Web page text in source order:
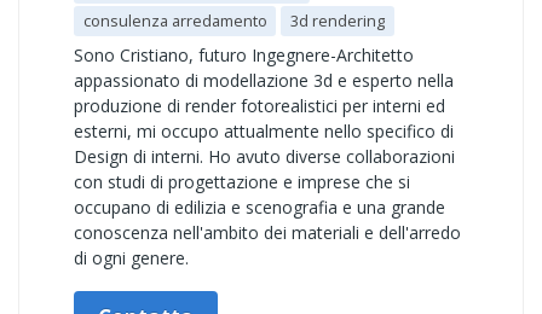
consulenza arredamento
3d rendering
Sono Cristiano, futuro Ingegnere-Architetto
appassionato di modellazione 3d e esperto nella
produzione di render fotorealistici per interni ed
esterni, mi occupo attualmente nello specifico di
Design di interni. Ho avuto diverse collaborazioni
con studi di progettazione e imprese che si
occupano di edilizia e scenografia e una grande
conoscenza nell'ambito dei materiali e dell'arredo
di ogni genere.